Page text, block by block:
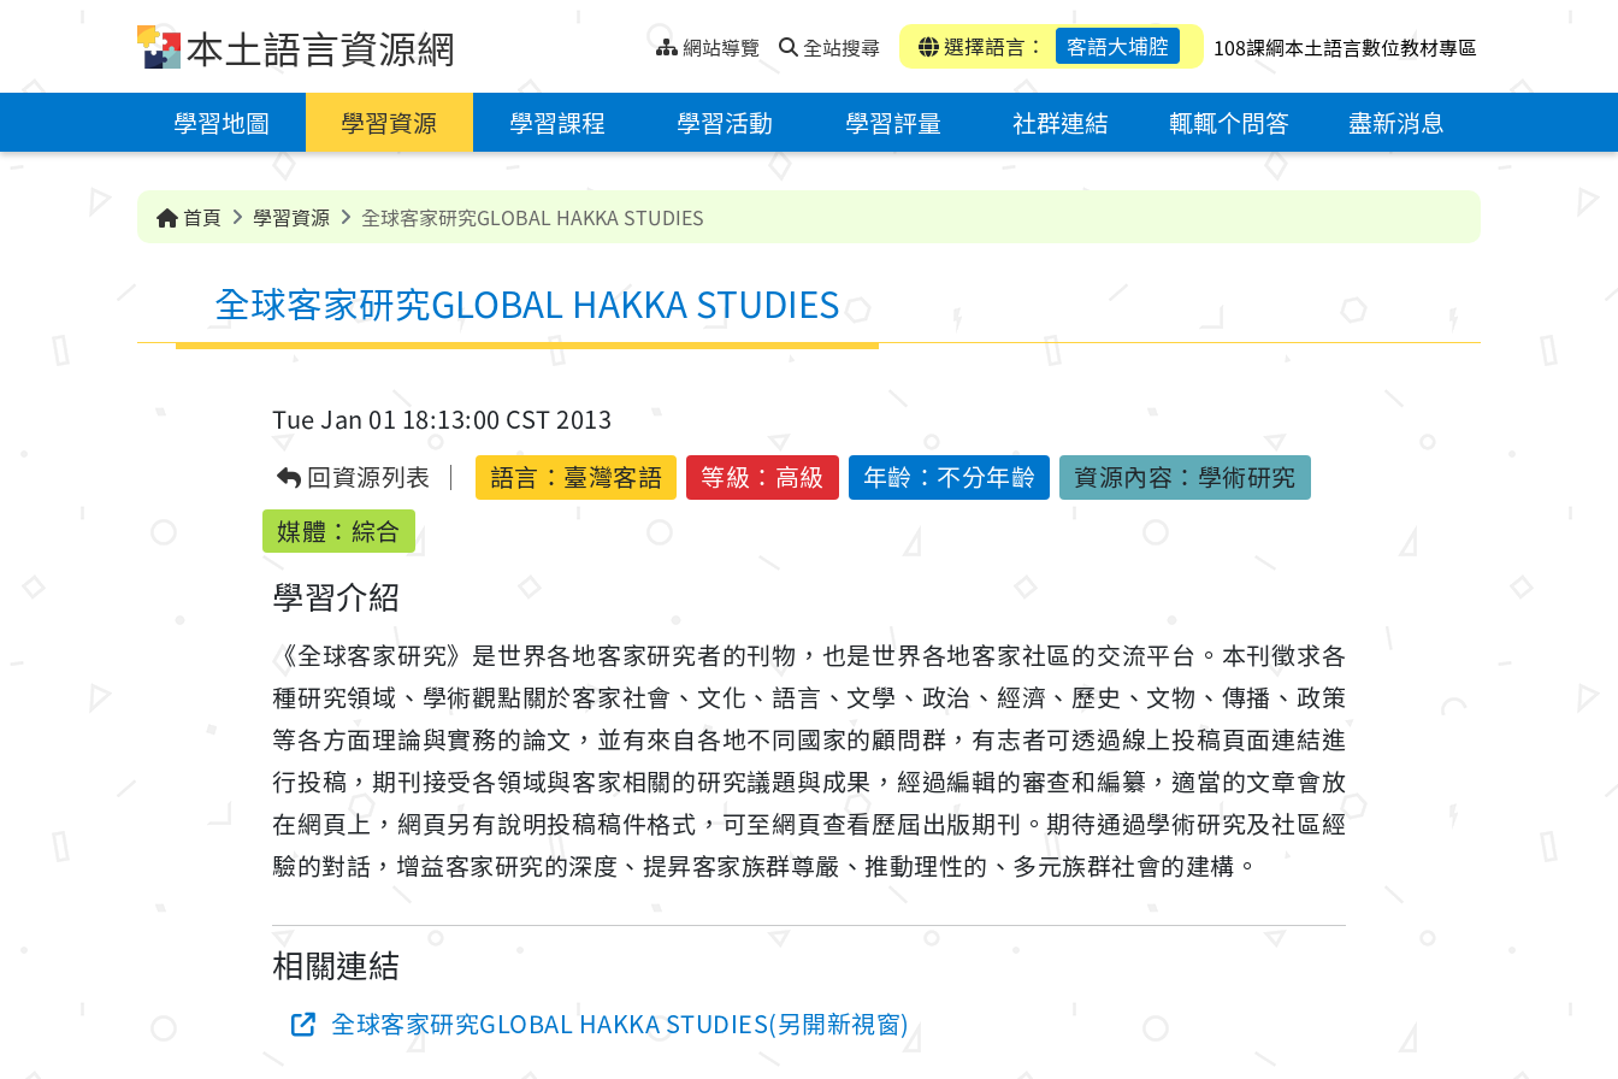
本土語言資源網 網站導覽 全站搜尋 選擇語言： 客語大埔腔 108課綱本土語言數位教材專區
學習地圖 學習資源 學習課程 學習活動 學習評量 社群連結 輒輒个問答 盡新消息
首頁 學習資源 全球客家研究GLOBAL HAKKA STUDIES
全球客家研究GLOBAL HAKKA STUDIES
Tue Jan 01 18:13:00 CST 2013
回資源列表
語言： 臺灣客語 等級：高級 年齡：不分年齡
資源內容：學術研究
媒體：綜合
學習介紹
《全球客家研究》是世界各地客家研究者的刊物，也是世界各地客家社區的交流平台。本刊徵求各
種研究領域、學術觀點關於客家社會、文化、語言、文學、政治、經濟、歷史、文物、傳播、政策
等各方面理論與實務的論文，並有來自各地不同國家的顧問群，有志者可透過線上投稿頁面連結進
行投稿，期刊接受各領域與客家相關的研究議題與成果，經過編輯的審查和編纂，適當的文章會放
在網頁上，網頁另有說明投稿稿件格式，可至網頁查看歷屆出版期刊。期待通過學術研究及社區經
驗的對話，增益客家研究的深度、提昇客家族群尊嚴、推動理性的、多元族群社會的建構。
相關連結
全球客家研究GLOBAL HAKKA STUDIES(另開新視窗)